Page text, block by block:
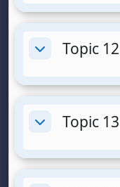
РазгъванеTopic 12
РазгъванеTopic 13